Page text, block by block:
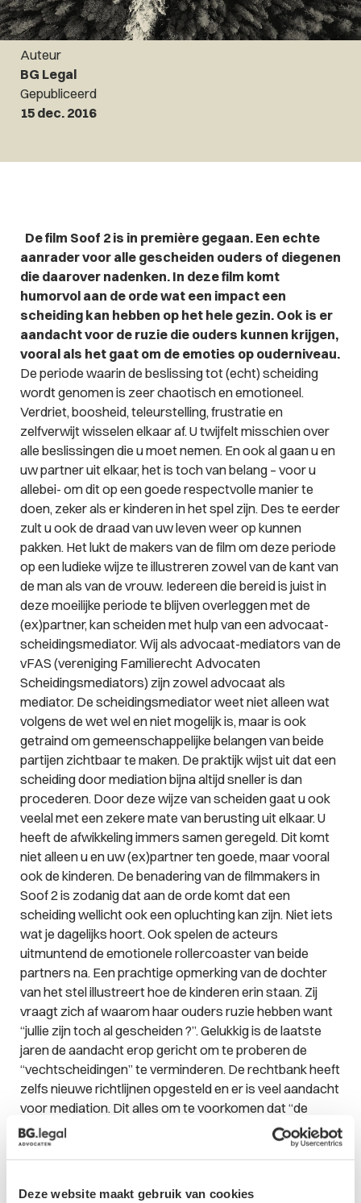
Deze website maakt gebruik van cookies
Auteur
BG Legal
Gepubliceerd
15 dec. 2016
De film Soof 2 is in première gegaan. Een echte
aanrader voor alle gescheiden ouders of diegenen
die daarover nadenken. In deze film komt
humorvol aan de orde wat een impact een
scheiding kan hebben op het hele gezin. Ook is er
aandacht voor de ruzie die ouders kunnen krijgen,
vooral als het gaat om de emoties op ouderniveau.
De periode waarin de beslissing tot (echt) scheiding
wordt genomen is zeer chaotisch en emotioneel.
Verdriet, boosheid, teleurstelling, frustratie en
zelfverwijt wisselen elkaar af. U twijfelt misschien over
alle beslissingen die u moet nemen. En ook al gaan u en
uw partner uit elkaar, het is toch van belang – voor u
allebei- om dit op een goede respectvolle manier te
doen, zeker als er kinderen in het spel zijn. Des te eerder
zult u ook de draad van uw leven weer op kunnen
pakken. Het lukt de makers van de film om deze periode
op een ludieke wijze te illustreren zowel van de kant van
de man als van de vrouw. Iedereen die bereid is juist in
deze moeilijke periode te blijven overleggen met de
(ex)partner, kan scheiden met hulp van een advocaat-
scheidingsmediator. Wij als advocaat-mediators van de
vFAS (vereniging Familierecht Advocaten
Scheidingsmediators) zijn zowel advocaat als
mediator. De scheidingsmediator weet niet alleen wat
volgens de wet wel en niet mogelijk is, maar is ook
getraind om gemeenschappelijke belangen van beide
partijen zichtbaar te maken. De praktijk wijst uit dat een
scheiding door mediation bijna altijd sneller is dan
procederen. Door deze wijze van scheiden gaat u ook
veelal met een zekere mate van berusting uit elkaar. U
heeft de afwikkeling immers samen geregeld. Dit komt
niet alleen u en uw (ex)partner ten goede, maar vooral
ook de kinderen. De benadering van de filmmakers in
Soof 2 is zodanig dat aan de orde komt dat een
scheiding wellicht ook een opluchting kan zijn. Niet iets
wat je dagelijks hoort. Ook spelen de acteurs
uitmuntend de emotionele rollercoaster van beide
partners na. Een prachtige opmerking van de dochter
van het stel illustreert hoe de kinderen erin staan. Zij
vraagt zich af waarom haar ouders ruzie hebben want
“jullie zijn toch al gescheiden ?”. Gelukkig is de laatste
jaren de aandacht erop gericht om te proberen de
“vechtscheidingen” te verminderen. De rechtbank heeft
zelfs nieuwe richtlijnen opgesteld en er is veel aandacht
voor mediation. Dit alles om te voorkomen dat “de
scheiding ons doodt”. Dit artikel is gepubliceerd in “073
Magazine” december 2016.